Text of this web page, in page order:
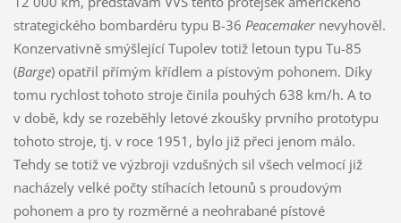
strategického bombardéru typu B-36 Peacemakernevyhověl.
Konzervativně smýšlející Tupolev totiž letoun typu Tu-85
(Barge) opatřil přímým křídlem a pístovým pohonem. Díky
tomu rychlost tohoto stroje činila pouhých 638 km/h. A to
v době, kdy se rozeběhly letové zkoušky prvního prototypu
tohoto stroje, tj. v roce 1951, bylo již přeci jenom málo.
Tehdy se totiž ve výzbroji vzdušných sil všech velmocí již
nacházely velké počty stíhacích letounů s proudovým
pohonem a pro ty rozměrné a neohrabané pístové